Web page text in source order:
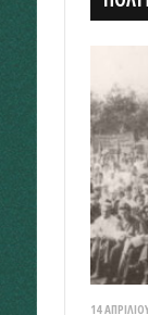
Σοβιετική Ένωση
αυτονομίας &
ΒΙΝΤΕΟΘΗΚΗ
18 ΑΠΡΙΛΊΟΥ
Τα
αγαθά!